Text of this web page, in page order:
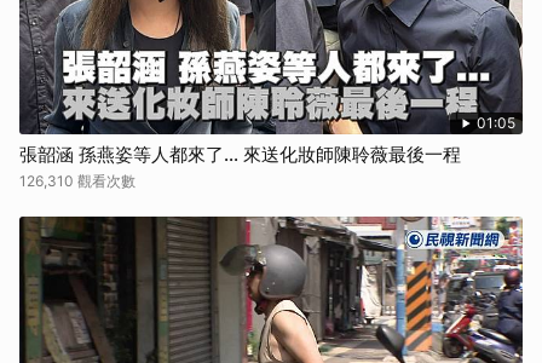
01:05
張韶涵 孫燕姿等人都來了... 來送化妝師陳聆薇最後一程
126,310 觀看次數